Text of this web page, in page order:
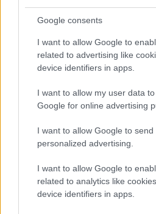
Google consents
I want to allow Google to
related to advertising like
device identifiers in apps.
I want to allow my user data
Google for online advertising
I want to allow Google to send
personalized advertising.
I want to allow Google to
related to analytics like
device identifiers in apps.
kopaszodás közbeszólt. Ám így